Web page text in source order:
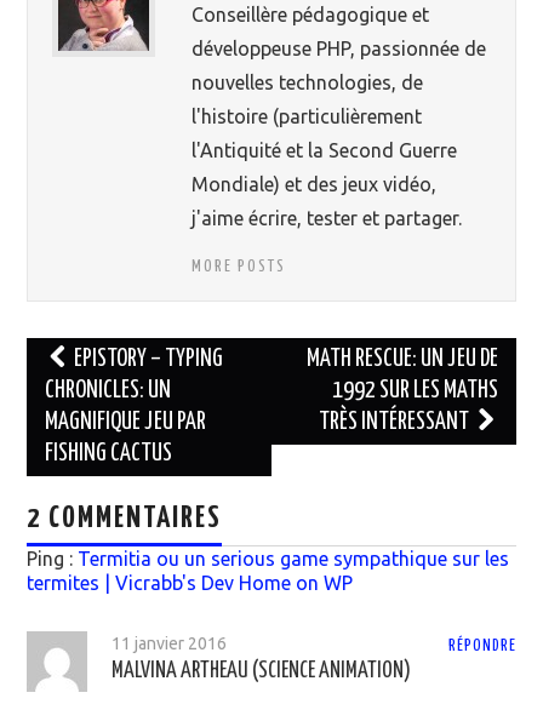
Conseillère pédagogique et
développeuse PHP, passionnée de
nouvelles technologies, de
l'histoire (particulièrement
l'Antiquité et la Second Guerre
Mondiale) et des jeux vidéo,
j'aime écrire, tester et partager.
MORE POSTS
Navigation des articles
EPISTORY – TYPING
CHRONICLES: UN
MAGNIFIQUE JEU PAR
FISHING CACTUS
MATH RESCUE: UN JEU DE
1992 SUR LES MATHS
TRÈS INTÉRESSANT
2 COMMENTAIRES
Ping : Termitia ou un serious game sympathique sur les
termites | Vicrabb's Dev Home on WP
RÉPONDRE
11 janvier 2016
MALVINA ARTHEAU (SCIENCE ANIMATION)